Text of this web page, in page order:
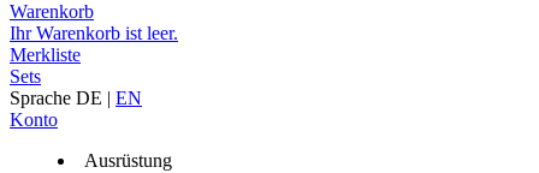
Warenkorb
Ihr Warenkorb ist leer.
Merkliste
Sets
Sprache DE | EN
Konto
Ausrüstung